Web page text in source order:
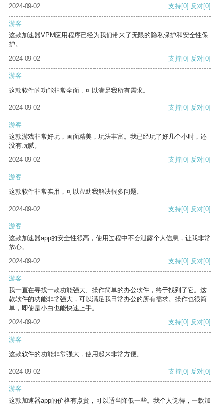
2024-09-02 支持[0] 反对[0]
游客
这款加速器VPM应用程序已经为我们带来了无限的隐私保护和安全性保
护。
2024-09-02
支持[0] 反对[0]
游客
这款软件的功能非常全面，可以满足我所有需求。
2024-09-02 支持[0] 反对[0]
游客
这款游戏非常好玩，画面精美，玩法丰富。我已经玩了好几个小时，还
没有玩腻。
2024-09-02
支持[0] 反对[0]
游客
这款软件非常实用，可以帮助我解决很多问题。
2024-09-02 支持[0] 反对[0]
游客
这款加速器app的安全性很高，使用过程中不会泄露个人信息，让我非常
放心。
2024-09-02
支持[0] 反对[0]
游客
我一直在寻找一款功能强大、操作简单的办公软件，终于找到了它。这
款软件的功能非常强大，可以满足我日常办公的所有需求。操作也很简
单，即使是小白也能快速上手。
2024-09-02
支持[0] 反对[0]
游客
这款软件的功能非常强大，使用起来非常方便。
2024-09-02 支持[0] 反对[0]
游客
这款加速器app的价格有点贵，可以适当降低一些。我个人觉得，一款加